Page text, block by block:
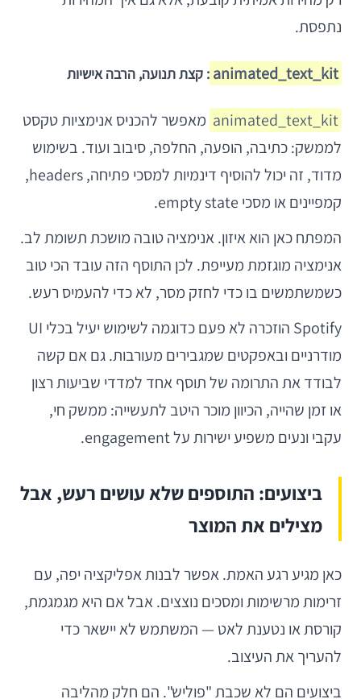
נתפסת.
animated_text_kit : קצת תנועה, הרבה אישיות
animated_text_kit מאפשר להכניס אנימציות טקסט
לממשק: כתיבה, הופעה, החלפה, סיבוב ועוד. בשימוש
מדוד, זה יכול להוסיף דינמיות למסכי פתיחה, headers,
קמפיינים או מסכי empty state.
המפתח כאן הוא איזון. אנימציה טובה מושכת תשומת לב.
אנימציה מוגזמת מעייפת. לכן התוסף הזה עובד הכי טוב
כשמשתמשים בו כדי לחזק מסר, לא כדי להעמיס רעש.
Spotify הוזכרה לא פעם כדוגמה לשימוש יעיל בכלי UI
מודרניים ובאפקטים שמגבירים מעורבות. גם אם קשה
לבודד את התרומה של תוסף אחד למדדי שביעות רצון
או זמן שהייה, הכיוון מוכר היטב לתעשייה: ממשק חי,
עקבי ונעים משפיע ישירות על engagement.
ביצועים: התוספים שלא עושים רעש, אבל
מצילים את המוצר
כאן מגיע רגע האמת. אפשר לבנות אפליקציה יפה, עם
זרימות מרשימות ומסכים נוצצים. אבל אם היא מגמגמת,
קורסת או נטענת לאט — המשתמש לא יישאר כדי
להעריך את העיצוב.
ביצועים הם לא שכבת "פוליש". הם חלק מהליבה